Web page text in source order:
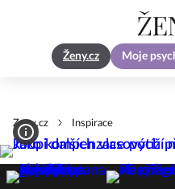
Ženy.cz Moje
Zeny.cz Inspirace